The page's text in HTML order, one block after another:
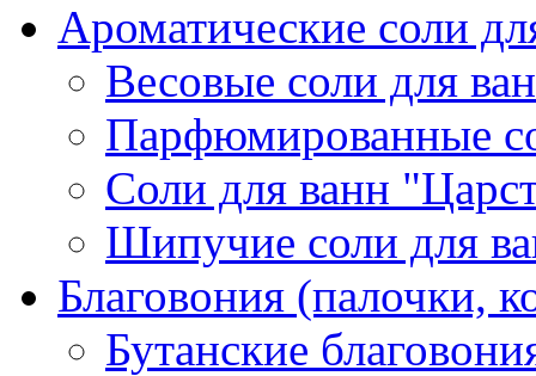
Ароматические соли
Весовые соли для
Парфюмированные
Соли для ванн
Шипучие соли для
Благовония (палочки,
Бутанские